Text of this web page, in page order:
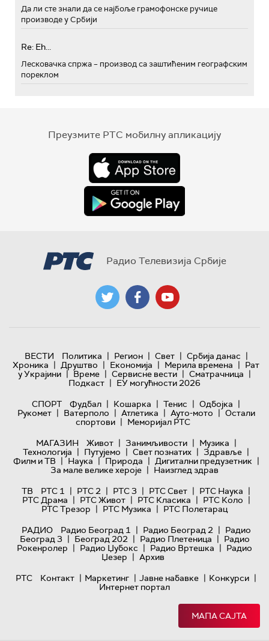
Да ли сте знали да се најбоље грамофонске ручице
производе у Србији
Re: Eh...
Лесковачка спржа – производ са заштићеним географским
пореклом
Преузмите РТС мобилну апликацију
Радио Телевизија Србије
ВЕСТИ Политика | Регион | Свет | Србија данас |
Хроника | Друштво | Економија | Мерила времена | Рат
у Украјини | Време | Сервисне вести | Сматрачница |
Подкаст | ЕУ могућности 2026
СПОРТ
Фудбал | Кошарка | Тенис | Одбојка |
Рукомет | Ватерполо | Атлетика | Ауто-мото | Остали
спортови | Меморијал РТС
МАГАЗИН
Живот | Занимљивости | Музика |
Технологијa | Путујемо | Свет познатих | Здравље |
Филм и ТВ | Наука | Природа | Дигитални предузетник |
За мале велике хероје | Наизглед здрав
ТВ
РТС 1 | РТС 2 | РТС 3 | РТС Свет | РТС Наука |
РТС Драма | РТС Живот | РТС Класика | РТС Коло |
РТС Трезор | РТС Музика | РТС Полетарац
РАДИО
Радио Београд 1 | Радио Београд 2 | Радио
Београд 3 | Београд 202 | Радио Плетеница | Радио
Рокенролер | Радио Џубокс | Радио Вртешка | Радио
Џезер | Архив
РТС
Контакт | Маркетинг | Јавне набавке | Конкурси |
Интернет портал
МАПА САЈТА